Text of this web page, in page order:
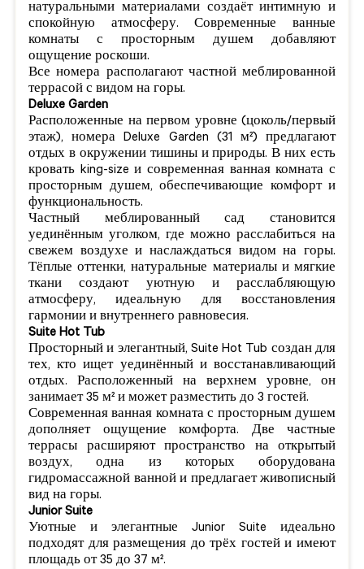
натуральными материалами создаёт интимную и
спокойную атмосферу. Современные ванные
комнаты с просторным душем добавляют
ощущение роскоши.
Все номера располагают частной меблированной
террасой с видом на горы.
Deluxe Garden
Расположенные на первом уровне (цоколь/первый
этаж), номера Deluxe Garden (31 м²) предлагают
отдых в окружении тишины и природы. В них есть
кровать king-size и современная ванная комната с
просторным душем, обеспечивающие комфорт и
функциональность.
Частный меблированный сад становится
уединённым уголком, где можно расслабиться на
свежем воздухе и наслаждаться видом на горы.
Тёплые оттенки, натуральные материалы и мягкие
ткани создают уютную и расслабляющую
атмосферу, идеальную для восстановления
гармонии и внутреннего равновесия.
Suite Hot Tub
Просторный и элегантный, Suite Hot Tub создан для
тех, кто ищет уединённый и восстанавливающий
отдых. Расположенный на верхнем уровне, он
занимает 35 м² и может разместить до 3 гостей.
Современная ванная комната с просторным душем
дополняет ощущение комфорта. Две частные
террасы расширяют пространство на открытый
воздух, одна из которых оборудована
гидромассажной ванной и предлагает живописный
вид на горы.
Junior Suite
Уютные и элегантные Junior Suite идеально
подходят для размещения до трёх гостей и имеют
площадь от 35 до 37 м².